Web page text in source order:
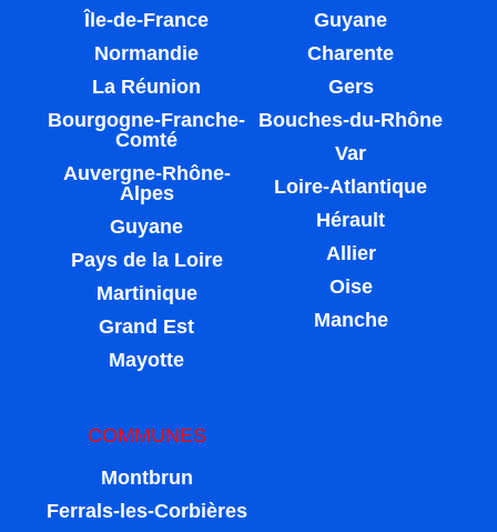
Île-de-France
Normandie
La Réunion
Bourgogne-Franche-
Comté
Auvergne-Rhône-
Alpes
Guyane
Pays de la Loire
Martinique
Grand Est
Mayotte
Guyane
Charente
Gers
Bouches-du-Rhône
Var
Loire-Atlantique
Hérault
Allier
Oise
Manche
COMMUNES
Montbrun
Ferrals-les-Corbières